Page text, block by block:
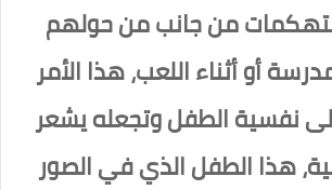
من جانب من حولهم
أو أثناء اللعب، هذا الأمر
نفسية الطفل وتجعله يشعر
هذا الطفل الذي في الصور